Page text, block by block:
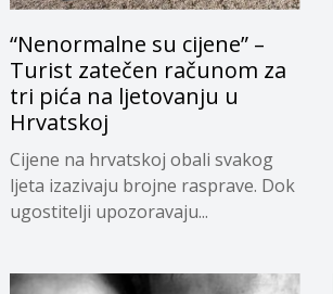
“Nenormalne su cijene” –
Turist zatečen računom za
tri pića na ljetovanju u
Hrvatskoj
Cijene na hrvatskoj obali svakog
ljeta izazivaju brojne rasprave. Dok
ugostitelji upozoravaju...